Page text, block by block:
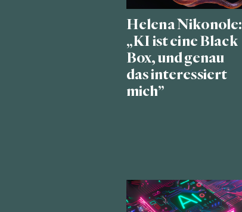
Helena Nikonole:
„KI ist eine Black
Box, und genau
das interessiert
mich”